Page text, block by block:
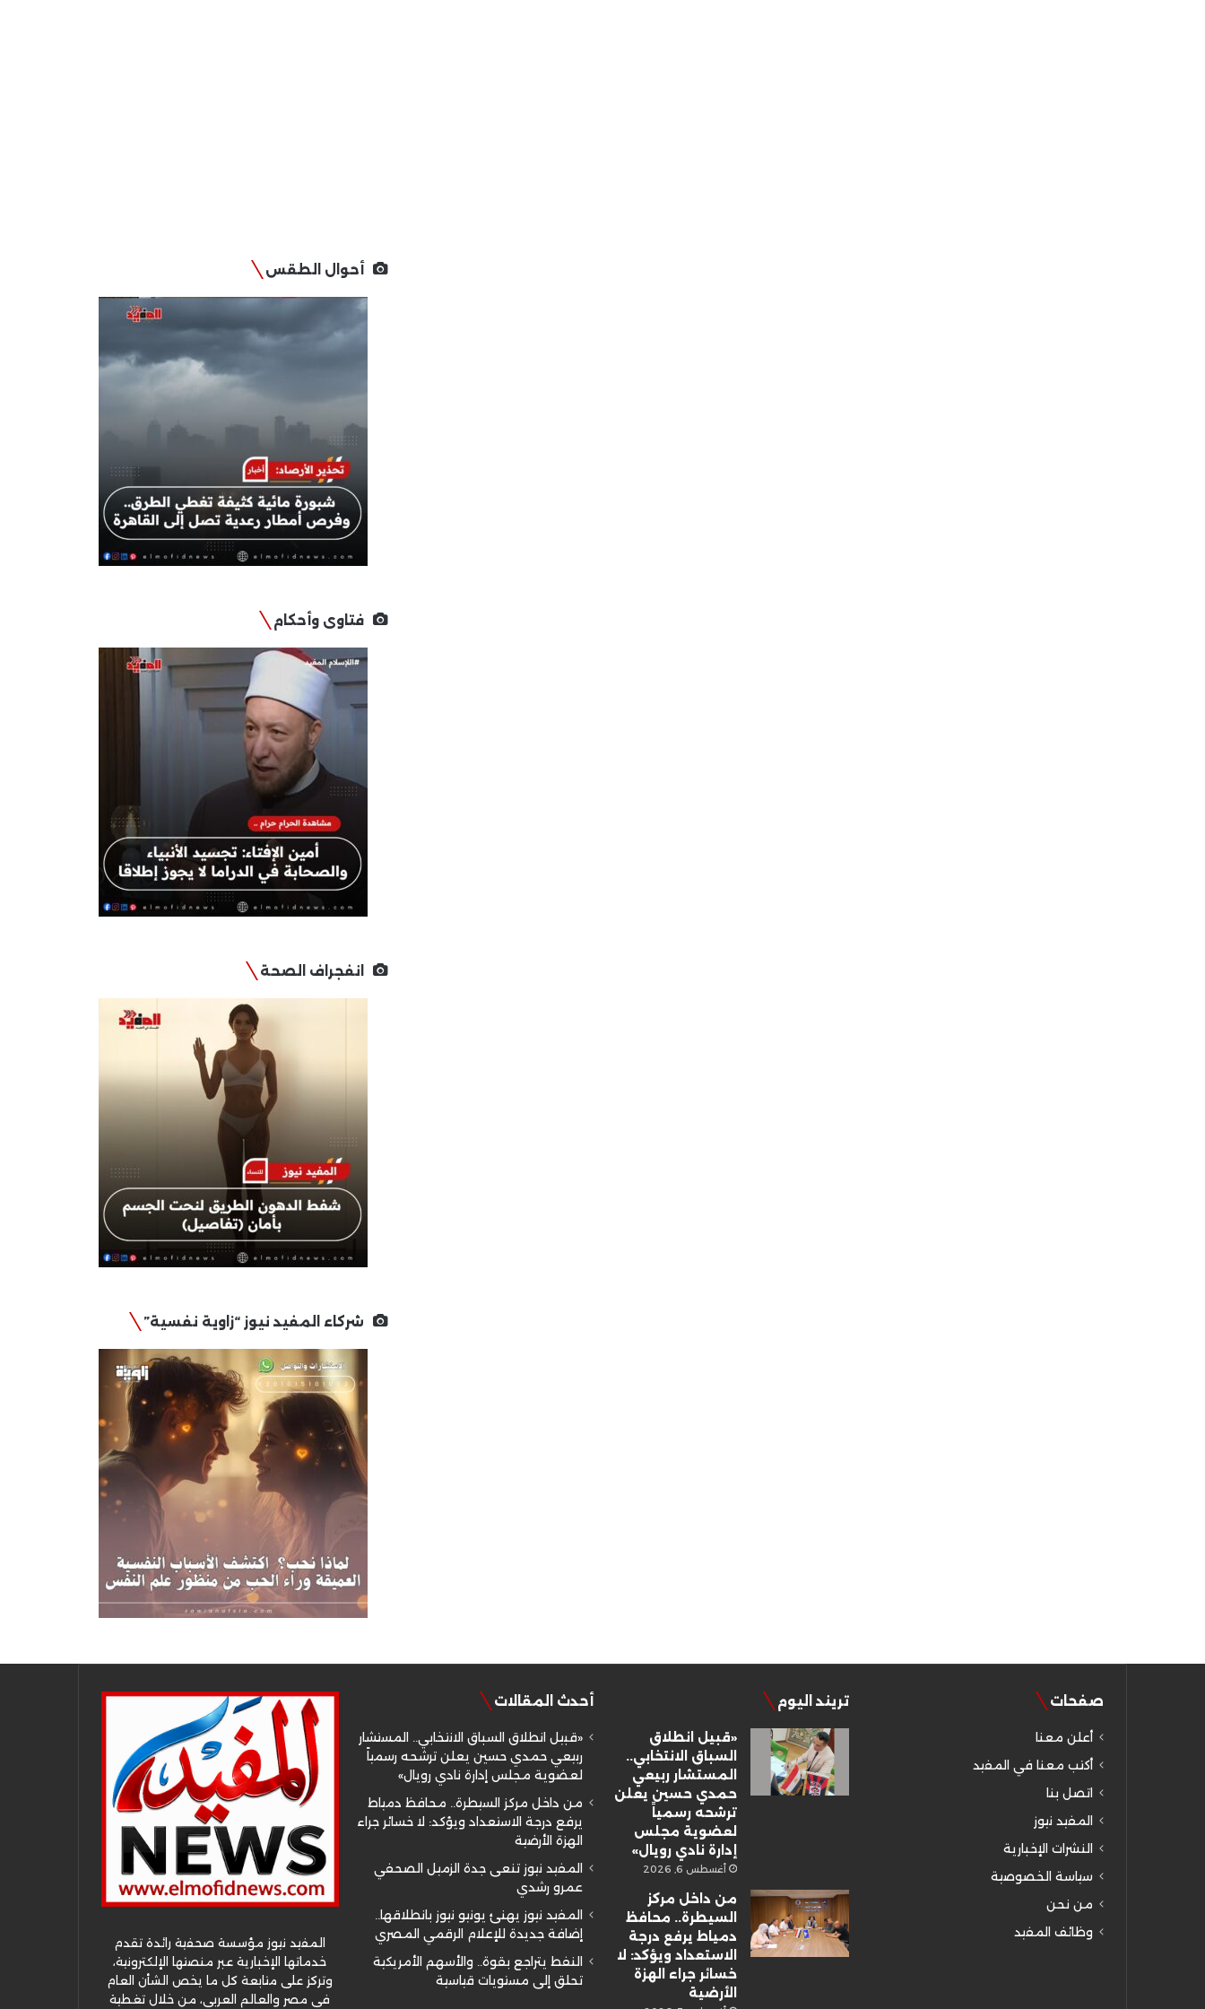
أحوال الطقس
فتاوى وأحكام
انفجراف الصحة
شركاء المفيد نيوز “زاوية نفسية”
صفحات
أعلن معنا
أكتب معنا في المفيد
اتصل بنا
المفيد نيوز
النشرات الإخبارية
سياسة الخصوصية
من نحن
وظائف المفيد
تريند اليوم
«قبيل انطلاق
السباق الانتخابي..
المستشار ربيعي
حمدي حسين يعلن
ترشحه رسمياً
لعضوية مجلس
إدارة نادي رويال»
أغسطس 6, 2026
من داخل مركز
السيطرة.. محافظ
دمياط يرفع درجة
الاستعداد ويؤكد: لا
خسائر جراء الهزة
الأرضية
أحدث المقالات
«قبيل انطلاق السباق الانتخابي.. المستشار
ربيعي حمدي حسين يعلن ترشحه رسمياً
لعضوية مجلس إدارة نادي رويال»
من داخل مركز السيطرة.. محافظ دمياط
يرفع درجة الاستعداد ويؤكد: لا خسائر جراء
الهزة الأرضية
المفيد نيوز تنعى جدة الزميل الصحفي
عمرو رشدي
المفيد نيوز يهنئ يونيو نيوز بانطلاقها..
إضافة جديدة للإعلام الرقمي المصري
النفط يتراجع بقوة.. والأسهم الأمريكية
تحلق إلى مستويات قياسية
المفيد نيوز مؤسسة صحفية رائدة تقدم
خدماتها الإخبارية عبر منصتها الإلكترونية،
وتركز على متابعة كل ما يخص الشأن العام
في مصر والعالم العربي، من خلال تغطية